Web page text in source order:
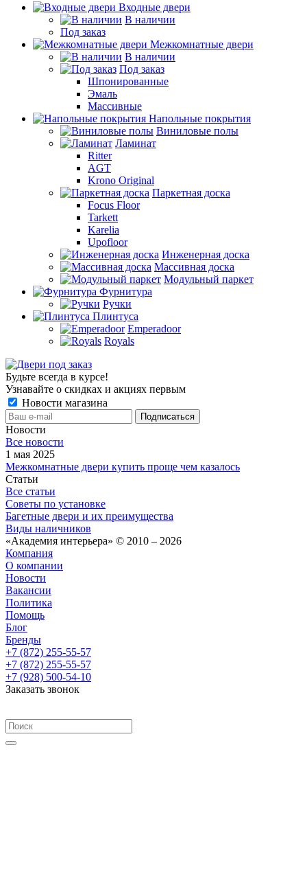
Входные двери
В наличии
Под заказ
Межкомнатные двери
В наличии
Под заказ
Шпонированные
Эмаль
Массивные
Напольные покрытия
Виниловые полы
Ламинат
Ritter
AGT
Krono Original
Паркетная доска
Focus Floor
Tarkett
Karelia
Upofloor
Инженерная доска
Массивная доска
Модульный паркет
Фурнитура
Ручки
Плинтуса
Emperadoor
Royals
Будьте всегда в курсе!
Узнавайте о скидках и акциях первым
Новости магазина
Новости
Все новости
1 мая 2025
Межкомнатные двери купить проще чем казалось
Статьи
Все статьи
Советы по установке
Багетные двери и их преимущества
Виды наличников
«Академия интерьера» © 2010 – 2026
Компания
О компании
Новости
Вакансии
Политика
Помощь
Блог
Бренды
+7 (872) 255-55-57
+7 (872) 255-55-57
+7 (928) 500-54-10
Заказать звонок